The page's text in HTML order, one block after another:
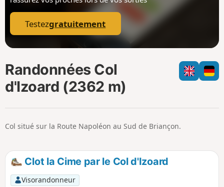
p
Testezgratuitement
Randonnées Col
d'Izoard (2362 m)
Col situé sur la Route Napoléon au Sud de Briançon.
Clot la Cime par le Col d'Izoard
Visorandonneur